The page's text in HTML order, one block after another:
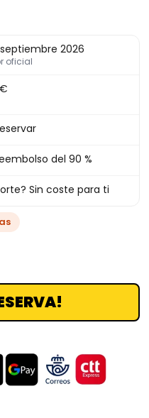
2026
oficial
del 90 %
Sin coste para ti